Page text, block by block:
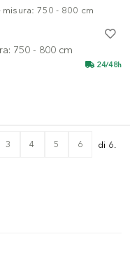
750 - 800 cm
24/48h
3 4 5 6 di 6.